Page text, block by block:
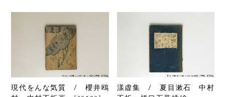
現代をんな気質 / 櫻井鴎
漾虚集 / 夏目漱石 中村